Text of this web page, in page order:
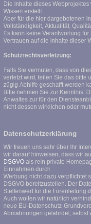
Die Inhalte dieses Webprojektes
Wissen erstellt.
Aber für die hier dargebotenen Informationen
Es kann keine Verantwortung für Schäden
Schutzrechtsverletzung:
Falls Sie vermuten, dass von
verletzt wird, teilen Sie das bitte
zügig Abhilfe geschafft werden
Bitte nehmen Sie zur Kenntnis: Die zeitaufwändigere Einschaltung eines
Anwaltes zur für den Diensteanbieter kostenpflichtigen Abmahnung entspricht
nicht dessen wirklichen
Datenschutzerklärung
Wir freuen uns sehr über Ihr
wir darauf hinweisen, dass wir
DSGVO als rein private
Einnahmen durch
Werbung nicht dazu verpflichtet sind eine
DSGVO bereitzustellen. Der
Stellenwert für die Forenleitung
Auch wollen wir natürlich
neue EU-Datenschutz-
Abmahnungen gefährdet,